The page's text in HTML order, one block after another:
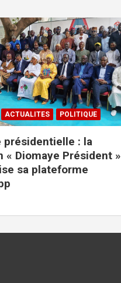
ACTUALITES POLITIQUE
présidentielle : la
« Diomaye Président »
sa plateforme